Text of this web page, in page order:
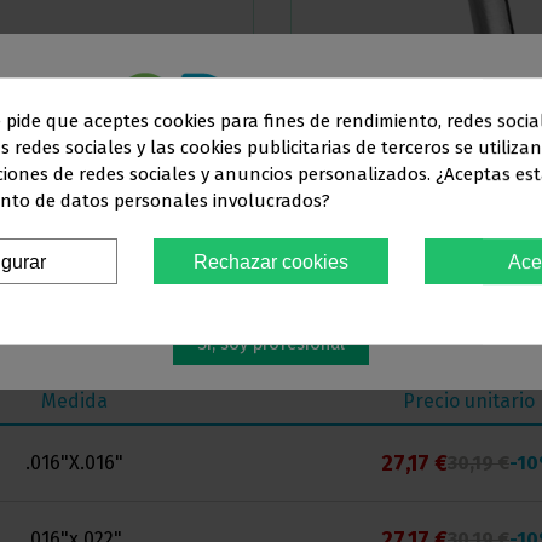
Este sitio web está dirigidoen exclusivaa
DEL SECTOR
Debes confirmar que eresprofesional dental
Sí, soy profesional
PEQUEÑO
18,20 €
ALICATE PARA CONTORNEAR DE LA
119,93 € 184,50 €
Medida Precio unitario
.016"X.016" 27,17 € -
que aceptes cookies para fines de rendimiento, redes
redes sociales y las cookies publicitarias de terceros se
de redes sociales y anuncios personalizados. ¿Aceptas
de datos personales involucrados?
Rechazar cookies